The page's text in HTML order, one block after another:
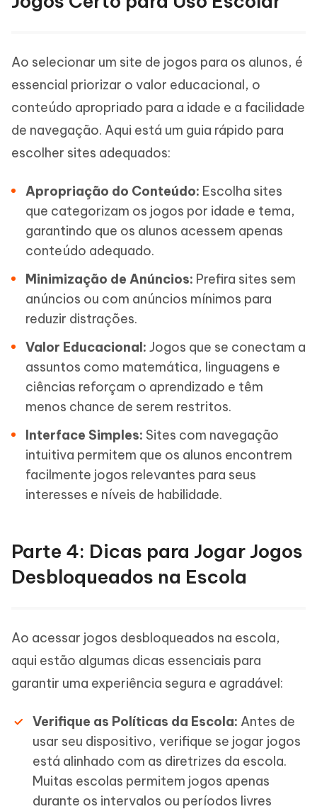
Ao selecionar um site de jogos para os alunos, é
essencial priorizar o valor educacional, o
conteúdo apropriado para a idade e a facilidade
de navegação. Aqui está um guia rápido para
escolher sites adequados:
Apropriação do Conteúdo: Escolha sites
que categorizam os jogos por idade e tema,
garantindo que os alunos acessem apenas
conteúdo adequado.
Minimização de Anúncios: Prefira sites sem
anúncios ou com anúncios mínimos para
reduzir distrações.
Valor Educacional: Jogos que se conectam a
assuntos como matemática, linguagens e
ciências reforçam o aprendizado e têm
menos chance de serem restritos.
Interface Simples: Sites com navegação
intuitiva permitem que os alunos encontrem
facilmente jogos relevantes para seus
interesses e níveis de habilidade.
Parte 4: Dicas para Jogar Jogos
Desbloqueados na Escola
Ao acessar jogos desbloqueados na escola,
aqui estão algumas dicas essenciais para
garantir uma experiência segura e agradável:
Verifique as Políticas da Escola: Antes de
usar seu dispositivo, verifique se jogar jogos
está alinhado com as diretrizes da escola.
Muitas escolas permitem jogos apenas
durante os intervalos ou períodos livres